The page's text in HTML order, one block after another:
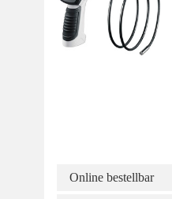
Online bestellbar